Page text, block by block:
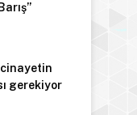
gerekiyor